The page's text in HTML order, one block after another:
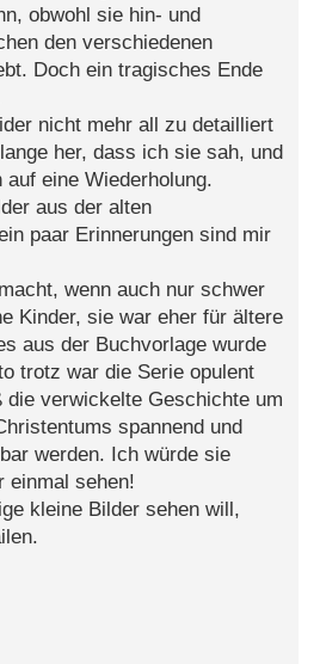
obwohl sie hin- und
den verschiedenen
Doch ein tragisches Ende
nicht mehr all zu detailliert
her, dass ich sie sah, und
eine Wiederholung.
aus der alten
paar Erinnerungen sind mir
wenn auch nur schwer
Kinder, sie war eher für ältere
aus der Buchvorlage wurde
trotz war die Serie opulent
die verwickelte Geschichte um
spannend und
werden. Ich würde sie
einmal sehen!
kleine Bilder sehen will,